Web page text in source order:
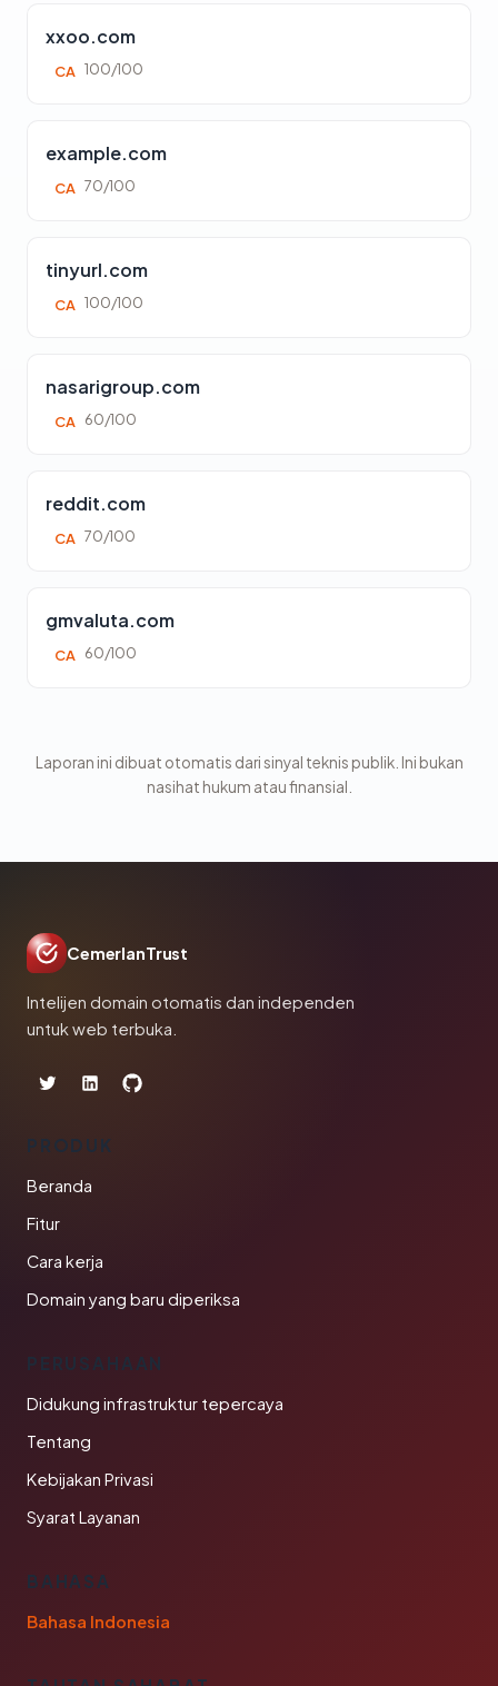
xxoo.com
CA 100/100
example.com
CA 70/100
tinyurl.com
CA 100/100
nasarigroup.com
CA 60/100
reddit.com
CA 70/100
gmvaluta.com
CA 60/100
Laporan ini dibuat otomatis dari sinyal teknis publik. Ini bukan
nasihat hukum atau finansial.
CemerlanTrust
Intelijen domain otomatis dan independen
untuk web terbuka.
PRODUK
Beranda
Fitur
Cara kerja
Domain yang baru diperiksa
PERUSAHAAN
Didukung infrastruktur tepercaya
Tentang
Kebijakan Privasi
Syarat Layanan
BAHASA
Bahasa Indonesia